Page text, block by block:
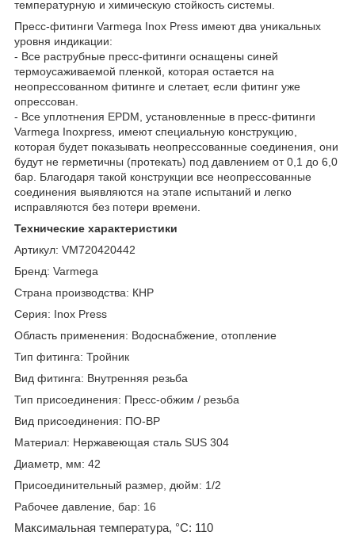
температурную и химическую стойкость системы.
Пресс-фитинги Varmega Inox Press имеют два уникальных
уровня индикации:
- Все раструбные пресс-фитинги оснащены синей
термоусаживаемой пленкой, которая остается на
неопрессованном фитинге и слетает, если фитинг уже
опрессован.
- Все уплотнения EPDM, установленные в пресс-фитинги
Varmega Inoxpress, имеют специальную конструкцию,
которая будет показывать неопрессованные соединения, они
будут не герметичны (протекать) под давлением от 0,1 до 6,0
бар. Благодаря такой конструкции все неопрессованные
соединения выявляются на этапе испытаний и легко
исправляются без потери времени.
Технические характеристики
Артикул: VM720420442
Бренд: Varmega
Страна производства: КНР
Серия: Inox Press
Область применения: Водоснабжение, отопление
Тип фитинга: Тройник
Вид фитинга: Внутренняя резьба
Тип присоединения: Пресс-обжим / резьба
Вид присоединения: ПО-ВР
Материал: Нержавеющая сталь SUS 304
Диаметр, мм: 42
Присоединительный размер, дюйм: 1/2
Рабочее давление, бар: 16
Максимальная температура, °С: 110